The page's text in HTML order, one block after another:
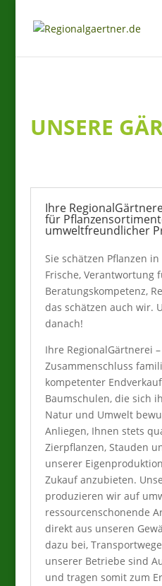
UNSERE
Ihre
für
umweltfreundlicher
Sie schätzen Pflanzen
Frische, Verantwortung
Beratungskompetenz,
das schätzen auch wir.
danach!
Ihre RegionalGärtnerei
Zusammenschluss
kompetenter
Baumschulen, die sich
Natur und Umwelt
Anliegen, Ihnen stets
Zierpflanzen, Stauden
unserer
Zukauf anzubieten.
produzieren wir auf
ressourcenschonende
direkt aus unseren
dazu bei,
unserer Betriebe sind
und tragen somit zum